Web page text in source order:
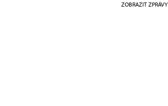
ZOBRAZIT ZPRÁVY